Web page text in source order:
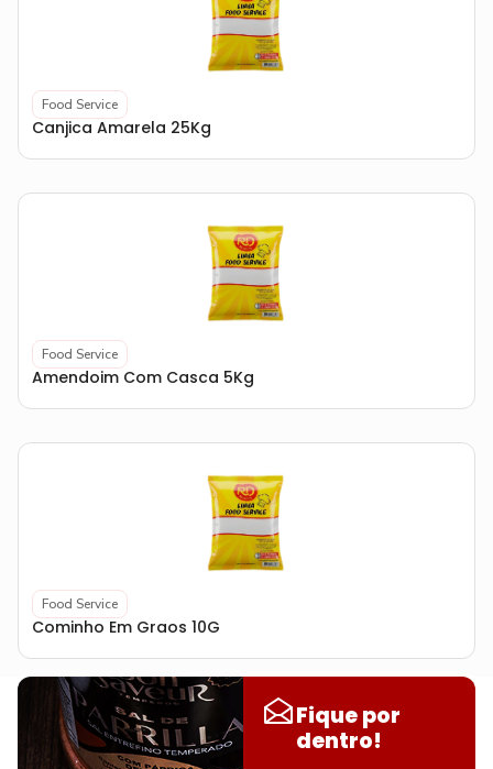
Food Service
Canjica Amarela 25Kg
Food Service
Amendoim Com Casca 5Kg
Food Service
Cominho Em Graos 10G
Fique por
dentro!